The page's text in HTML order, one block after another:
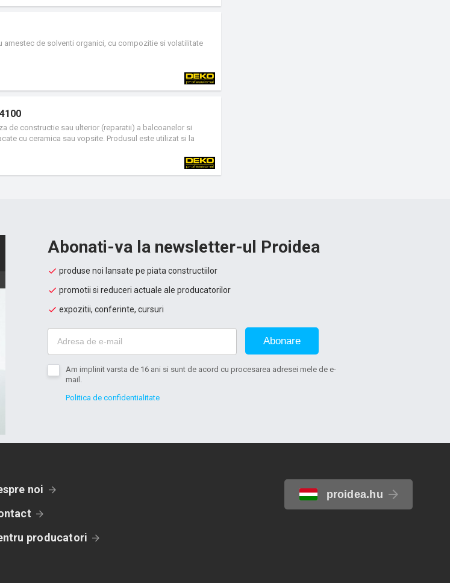
amestec de solventi organici, cu compozitie si volatilitate
de constructie sau ulterior (reparatii) a balcoanelor si
cu ceramica sau vopsite. Produsul este utilizat si la
Abonati-va la newsletter-ul Proidea
produse noi lansate pe piata constructiilor
promotii si reduceri actuale ale producatorilor
expozitii, conferinte, cursuri
Abonare
Am implinit varsta de 16 ani si sunt de acord cu procesarea adresei mele de e-
mail.
Politica de confidentialitate
noi
producatori
proidea.hu